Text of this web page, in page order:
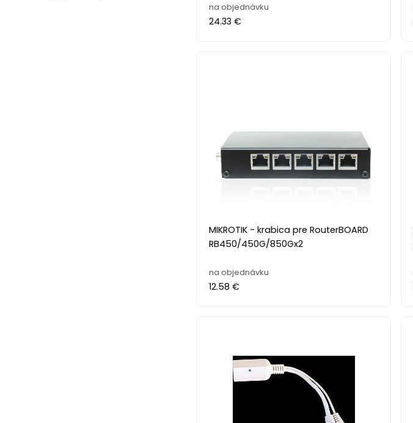
na objednávku
24.33 €
MIKROTIK - krabica pre RouterBOARD
RB450/450G/850Gx2
na objednávku
12.58 €